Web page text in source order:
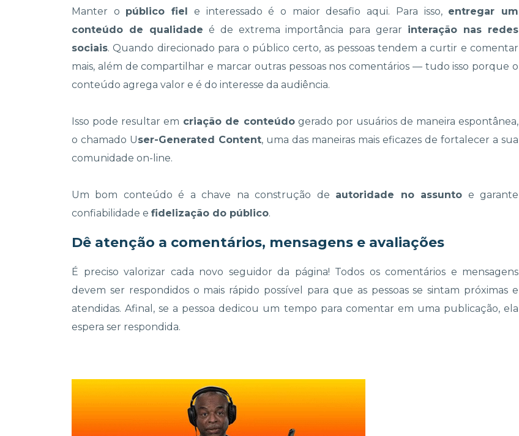
Manter o público fiel e interessado é o maior desafio aqui. Para isso, entregar um
conteúdo de qualidade é de extrema importância para gerar interação nas redes
sociais. Quando direcionado para o público certo, as pessoas tendem a curtir e comentar
mais, além de compartilhar e marcar outras pessoas nos comentários — tudo isso porque o
conteúdo agrega valor e é do interesse da audiência.
Isso pode resultar em criação de conteúdogerado por usuários de maneira espontânea,
o chamado User-Generated Content, uma das maneiras mais eficazes de fortalecer a sua
comunidade on-line.
Um bom conteúdo é a chave na construção de autoridade no assunto e garante
confiabilidade e fidelização do público.
Dê atenção a comentários, mensagens e avaliações
É preciso valorizar cada novo seguidor da página! Todos os comentários e mensagens
devem ser respondidos o mais rápido possível para que as pessoas se sintam próximas e
atendidas. Afinal, se a pessoa dedicou um tempo para comentar em uma publicação, ela
espera ser respondida.